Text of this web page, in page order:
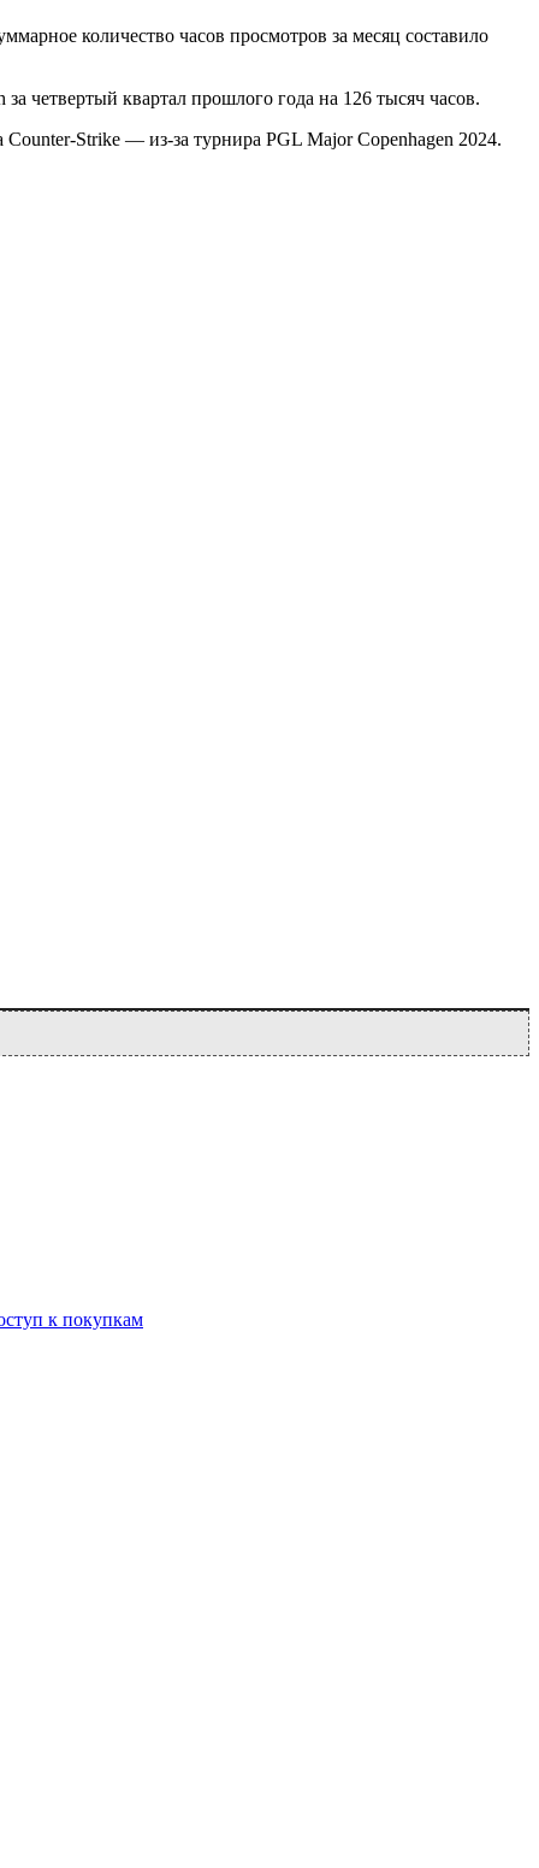
количество часов просмотров за месяц составило
четвертый квартал прошлого года на 126 тысяч часов.
Counter-Strike — из-за турнира PGL Major Copenhagen 2024.
к покупкам